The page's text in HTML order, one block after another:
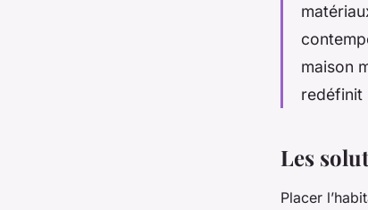
maison
redéfinit
Les
Placer